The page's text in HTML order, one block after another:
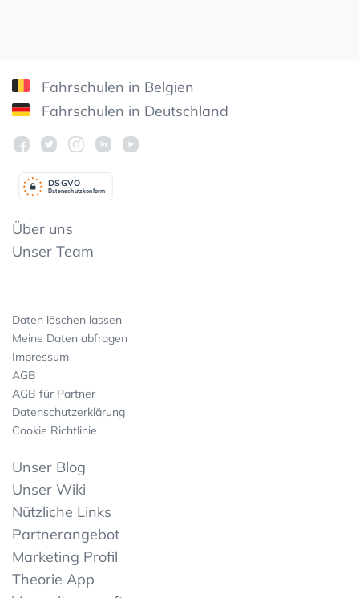
Fahrschulen in Belgien
Fahrschulen in Deutschland
Datenschutzkonform
DSGVO
Über uns
Unser Team
Daten löschen lassen
Meine Daten abfragen
Impressum
AGB
AGB für Partner
Datenschutzerklärung
Cookie Richtlinie
Unser Blog
Unser Wiki
Nützliche Links
Partnerangebot
Marketing Profil
Theorie App